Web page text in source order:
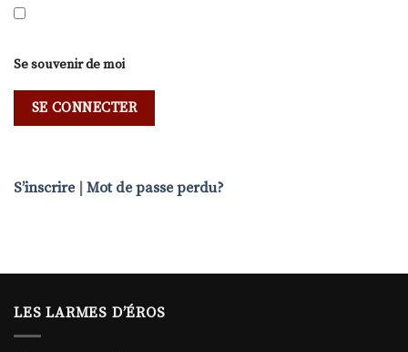
Se souvenir de moi
S’inscrire Mot de passe perdu?
LES LARMES D’ÉROS